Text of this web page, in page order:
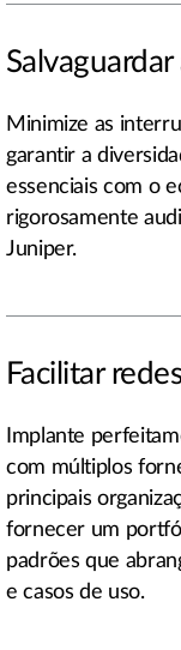
Minimize as
garantir a
essenciais com o
rigorosamente
Juniper.
Facilitar
Implante
com múltiplos
principais
fornecer um
padrões que
e casos de uso.